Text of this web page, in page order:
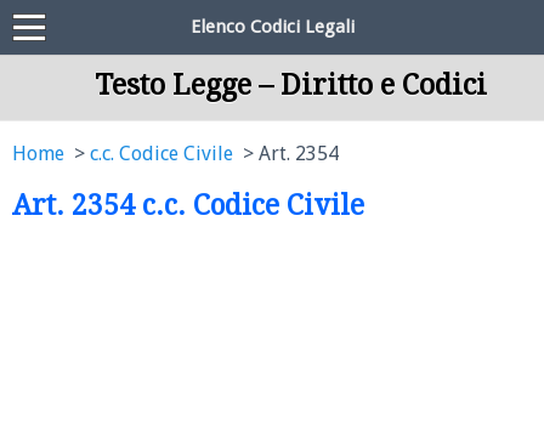
Elenco Codici Legali
Testo Legge – Diritto e Codici
Home c.c. Codice Civile Art. 2354
Art. 2354 c.c. Codice Civile